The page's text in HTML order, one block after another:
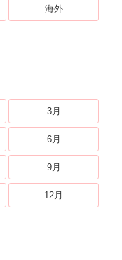
海外
3月
6月
9月
12月